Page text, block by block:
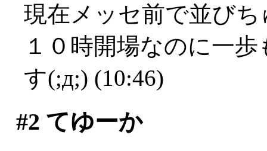
現在メッセ前で並び
１０時開場なのに一
す(;д;) (10:46)
#2 てゆーか